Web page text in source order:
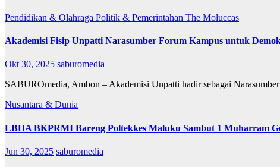
Pendidikan & Olahraga Politik & Pemerintahan The Moluccas
Akademisi Fisip Unpatti Narasumber Forum Kampus untuk
Okt 30, 2025 saburomedia
SABUROmedia, Ambon – Akademisi Unpatti hadir sebagai
Nusantara & Dunia
LBHA BKPRMI Bareng Poltekkes Maluku Sambut 1 Muharram
Jun 30, 2025 saburomedia